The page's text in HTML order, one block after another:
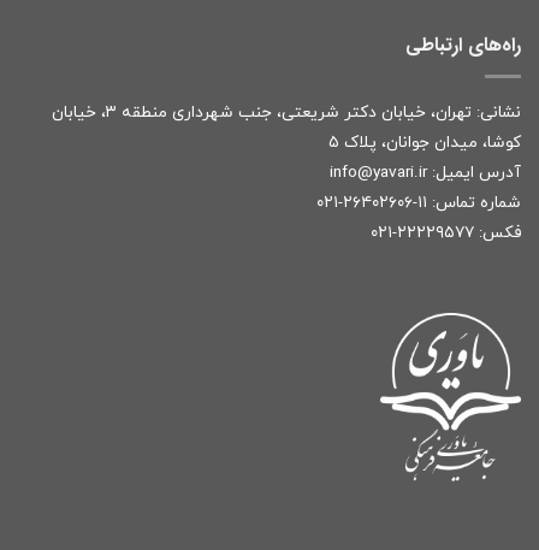
راه‌های ارتباطی
نشانی: تهران، خیابان دکتر شریعتی، جنب شهرداری منطقه ۳، خیابان
کوشا، میدان جوانان، پلاک ۵
آدرس ایمیل: info@yavari.ir
شماره تماس: ۱۱-۲۶۴۰۲۶۰۶-۰۲۱
فکس: ۲۲۲۲۹۵۷۷-۰۲۱